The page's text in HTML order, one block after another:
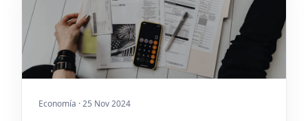
Economía · 25 Nov 2024